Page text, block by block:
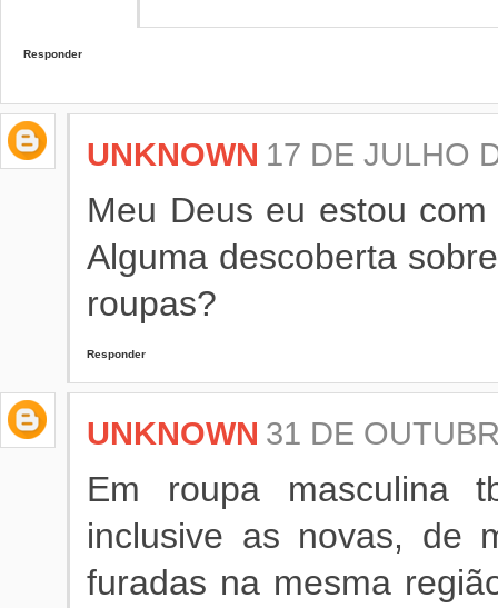
Responder
UNKNOWN 17 DE JULHO
Meu Deus eu estou
Alguma descoberta
roupas?
Responder
UNKNOWN 31 DE
Em roupa masculina
inclusive as novas, de
furadas na mesma